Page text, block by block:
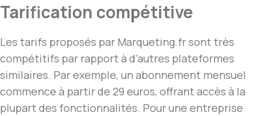
Tarification compétitive
Les tarifs proposés par Marqueting.fr sont très
compétitifs par rapport à d’autres plateformes
similaires. Par exemple, un abonnement mensuel
commence à partir de 29 euros, offrant accès à la
plupart des fonctionnalités. Pour une entreprise